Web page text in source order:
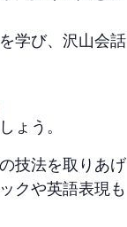
学び、沢山会話
ょう。
技法を取りあげ
クや英語表現も